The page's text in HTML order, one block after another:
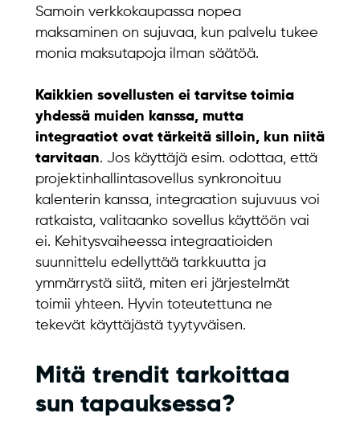
Samoin verkkokaupassa nopea
maksaminen on sujuvaa, kun palvelu tukee
monia maksutapoja ilman säätöä.
Kaikkien sovellusten ei tarvitse toimia
yhdessä muiden kanssa, mutta
integraatiot ovat tärkeitä silloin, kun niitä
tarvitaan. Jos käyttäjä esim. odottaa, että
projektinhallintasovellus synkronoituu
kalenterin kanssa, integraation sujuvuus voi
ratkaista, valitaanko sovellus käyttöön vai
ei. Kehitysvaiheessa integraatioiden
suunnittelu edellyttää tarkkuutta ja
ymmärrystä siitä, miten eri järjestelmät
toimii yhteen. Hyvin toteutettuna ne
tekevät käyttäjästä tyytyväisen.
Mitä trendit tarkoittaa
sun tapauksessa?